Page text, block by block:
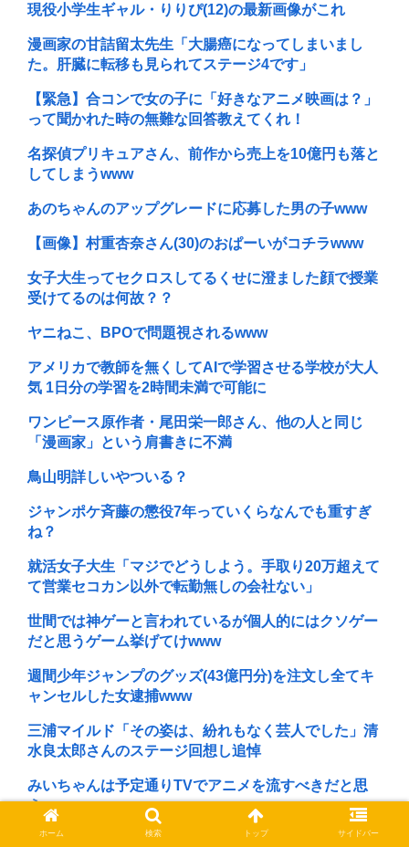
現役小学生ギャル・りりぴ(12)の最新画像がこれ
漫画家の甘詰留太先生「大腸癌になってしまいまし
た。肝臓に転移も見られてステージ4です」
【緊急】合コンで女の子に「好きなアニメ映画は？」
って聞かれた時の無難な回答教えてくれ！
名探偵プリキュアさん、前作から売上を10億円も落と
してしまうwww
あのちゃんのアップグレードに応募した男の子www
【画像】村重杏奈さん(30)のおぱーいがコチラwww
女子大生ってセクロスしてるくせに澄ました顔で授業
受けてるのは何故？？
ヤニねこ、BPOで問題視されるwww
アメリカで教師を無くしてAIで学習させる学校が大人
気 1日分の学習を2時間未満で可能に
ワンピース原作者・尾田栄一郎さん、他の人と同じ
「漫画家」という肩書きに不満
鳥山明詳しいやついる？
ジャンポケ斉藤の懲役7年っていくらなんでも重すぎ
ね？
就活女子大生「マジでどうしよう。手取り20万超えて
て営業セコカン以外で転勤無しの会社ない」
世間では神ゲーと言われているが個人的にはクソゲー
だと思うゲーム挙げてけwww
週間少年ジャンプのグッズ(43億円分)を注文し全てキ
ャンセルした女逮捕www
三浦マイルド「その姿は、紛れもなく芸人でした」清
水良太郎さんのステージ回想し追悼
みいちゃんは予定通りTVでアニメを流すべきだと思
う
ワイの上司がカラオケでT-BOLANばっかり歌うんや
ホーム 検索 トップ サイドバー